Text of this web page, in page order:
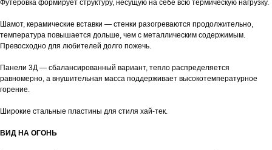
Футеровка формирует структуру, несущую на себе всю термическую нагрузку.
Шамот, керамические вставки — стенки разогреваются продолжительно,
температура повышается дольше, чем с металлическим содержимым.
Превосходно для любителей долго пожечь.
Панели 3Д — сбалансированный вариант, тепло распределяется
равномерно, а внушительная масса поддерживает высокотемпературное
горение.
Широкие стальные пластины для стиля хай-тек.
ВИД НА ОГОНЬ